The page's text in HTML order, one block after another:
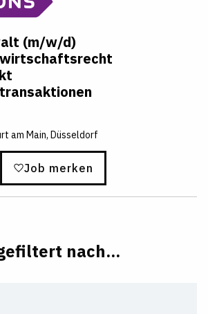
(m/w/d)
am Main, Düsseldorf
Job merken
nach...